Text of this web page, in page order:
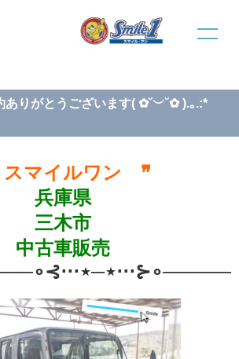
がとうございます( ✿˘︶˘✿ ).｡.:* ♬*゜
ありがとうございます( ✿˘︶˘✿ ).｡.:*
マイルワン ❞
兵庫県
三木市
中古車販売